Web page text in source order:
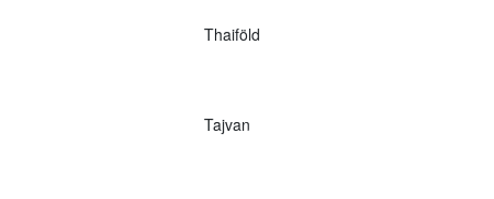
Thaiföld
Tajvan